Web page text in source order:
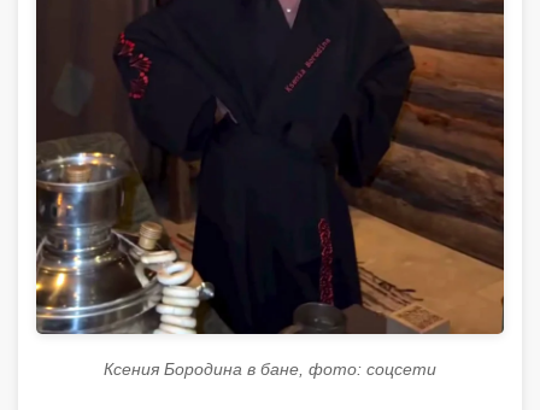
Ксения Бородина в бане, фото: соцсети